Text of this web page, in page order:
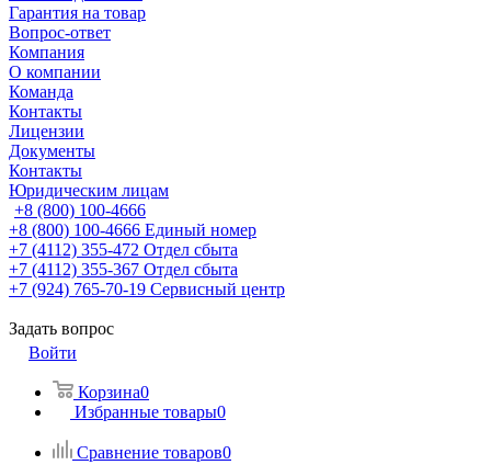
Гарантия на товар
Вопрос-ответ
Компания
О компании
Команда
Контакты
Лицензии
Документы
Контакты
Юридическим лицам
+8 (800) 100-4666
+8 (800) 100-4666 Единый номер
+7 (4112) 355-472 Отдел сбыта
+7 (4112) 355-367 Отдел сбыта
+7 (924) 765-70-19 Сервисный центр
Задать вопрос
Войти
Корзина0
Избранные товары0
Сравнение товаров0